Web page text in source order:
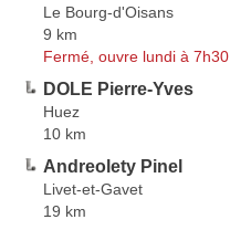
Le Bourg-d'Oisans
9 km
Fermé, ouvre lundi à 7h30
DOLE Pierre-Yves
Huez
10 km
Andreolety Pinel
Livet-et-Gavet
19 km